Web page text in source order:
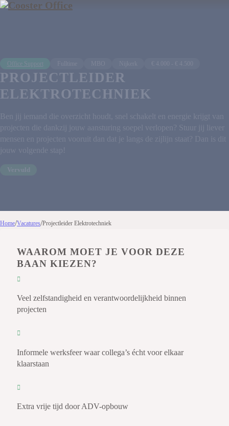
Office Support Fulltime MBO
PROJECTLEIDER
ELEKTROTECHNIEK
Ben jij iemand die overzicht houdt, snel schakelt en energie krijgt van
projecten die dankzij jouw aansturing soepel verlopen? Stuur jij liever
mensen en projecten vooruit dan dat je langs de zijlijn staat? Dan is dit
jouw volgende stap!
Vervuld
Home/Vacatures/Projectleider Elektrotechniek
WAAROM MOET JE VOOR DEZE
BAAN KIEZEN?
Veel zelfstandigheid en verantwoordelijkheid binnen
projecten
Informele werksfeer waar collega’s écht voor elkaar
klaarstaan
Extra vrije tijd door ADV-opbouw